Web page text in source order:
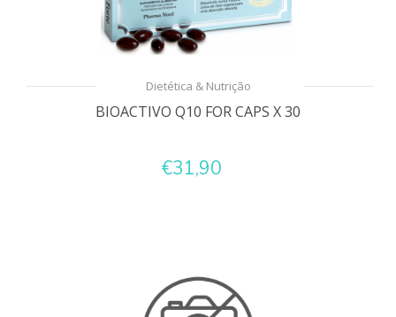
Dietética & Nutrição
BIOACTIVO Q10 FOR CAPS X 30
€31,90